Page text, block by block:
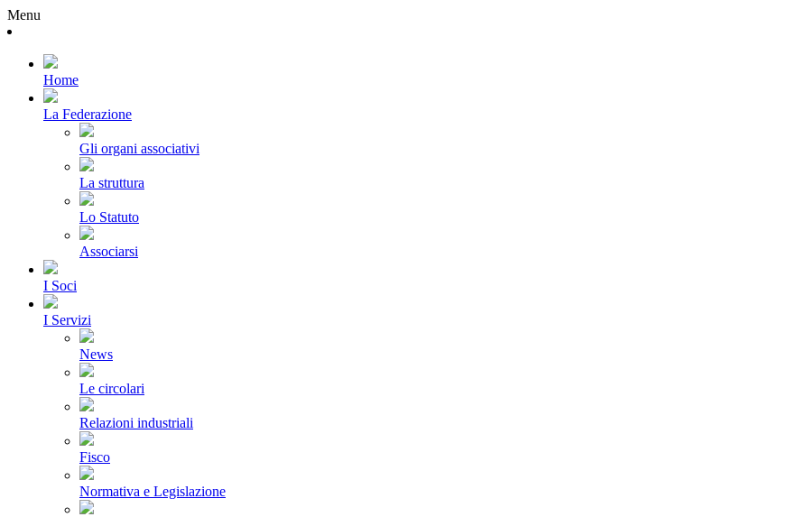
Menu
Home
La Federazione
Gli organi associativi
La struttura
Lo Statuto
Associarsi
I Soci
I Servizi
News
Le circolari
Relazioni industriali
Fisco
Normativa e Legislazione